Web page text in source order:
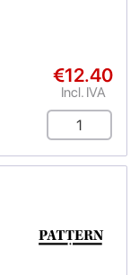
€12.40
Incl. IVA